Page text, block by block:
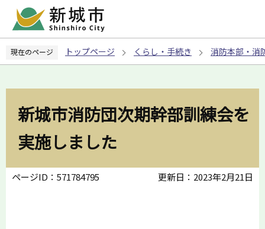
ペ
の
現在のページ トップページ くらし・手続き 消防本部・消
新城市消防団次期幹部訓練会を
実施しました
ページID：571784795 更新日：2023年2月21日